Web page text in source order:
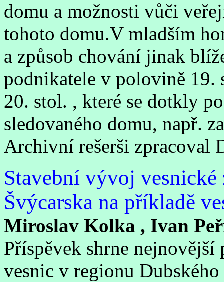
domu a možnosti vůči
tohoto domu.V mladším
a způsob chování jinak
podnikatele v polovině
20. stol. , které se dotkly
sledovaného domu, např.
Archivní rešerši zpracoval
Stavební vývoj vesnické
Švýcarska na příkladě
Miroslav Kolka , Ivan
Příspěvek shrne
vesnic v regionu